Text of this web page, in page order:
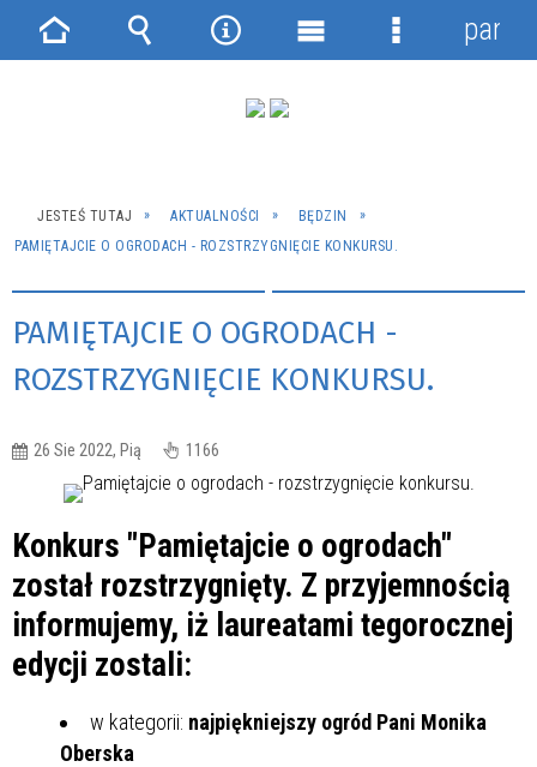
JESTEŚ TUTAJ AKTUALNOŚCI
BĘDZIN
PAMIĘTAJCIE O OGRODACH - ROZSTRZYGNIĘCIE KONKURSU.
PAMIĘTAJCIE O OGRODACH -
ROZSTRZYGNIĘCIE KONKURSU.
26 Sie 2022, Pią 1166
Konkurs "Pamiętajcie o ogrodach"
został rozstrzygnięty. Z przyjemnością
informujemy, iż laureatami tegorocznej
edycji zostali:
w kategorii: najpiękniejszy ogród Pani Monika
Oberska
Strona Wyszukiwarka
NarzędziaMenu
Menu
panel